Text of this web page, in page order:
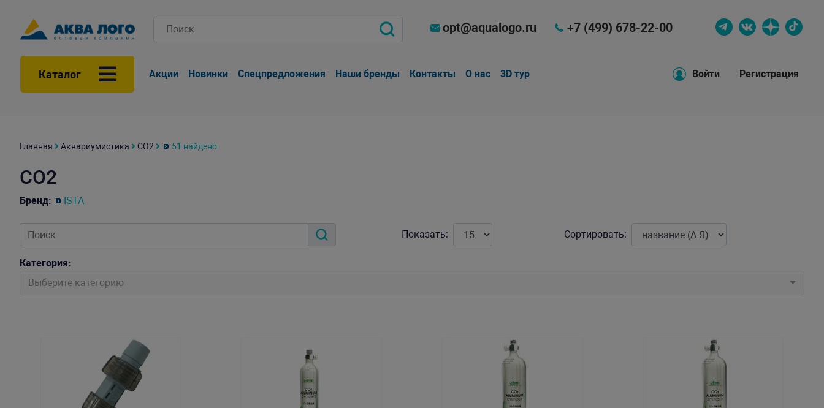
opt@aqualogo.ru +7 (499) 678-22-00
Каталог Акции Новинки Спецпредложения Наши бренды Контакты О нас 3D тур Войти Регистрация
Главная Аквариумистика СО2 51 найдено
СО2
Бренд: ISTA
Показать: Сортировать:
Категория:
Выберите категорию